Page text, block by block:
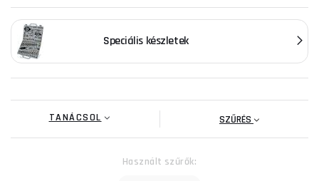
Speciális készletek
TANÁCSOL SZŰRÉS
Használt szűrők: